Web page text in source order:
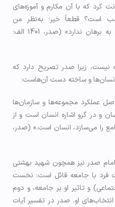
که با آن مکارم و آموزه‌‌های
است؟ قطعاً خیر؛ به‌‌نظر من
تأثیرپذیری انسان از جامعه نیازی به برهان ندارد» (صدر، 1401 الف:
نیست، زیرا صدر تصریح دارد که
و ساخته دست آن­‌هاست:
عملکرد مجموعه‌­ها و سازمان‌­ها
و در گرو اشاره­ انسان است و از
را می­‌سازد، انسان است.» (صدر،
امام صدر نیز همچون شهید بهشتی
فرد با جامعه قائل است: نخست
و تاثیر او بر جامعه، و دوم
او. صدر در تفسیر آیات